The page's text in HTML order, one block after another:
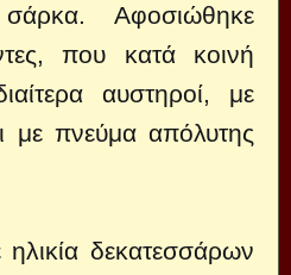
Αφοσιώθηκε
που κατά κοινή
αυστηροί, με
με πνεύμα απόλυτης
δεκατεσσάρων